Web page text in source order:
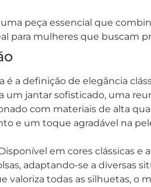
peça essencial que
para mulheres que buscam
é a definição de elegância
um jantar sofisticado, uma
com materiais de alta
e um toque agradável na
em cores clássicas
adaptando-se a diversas
valoriza todas as silhuetas, o